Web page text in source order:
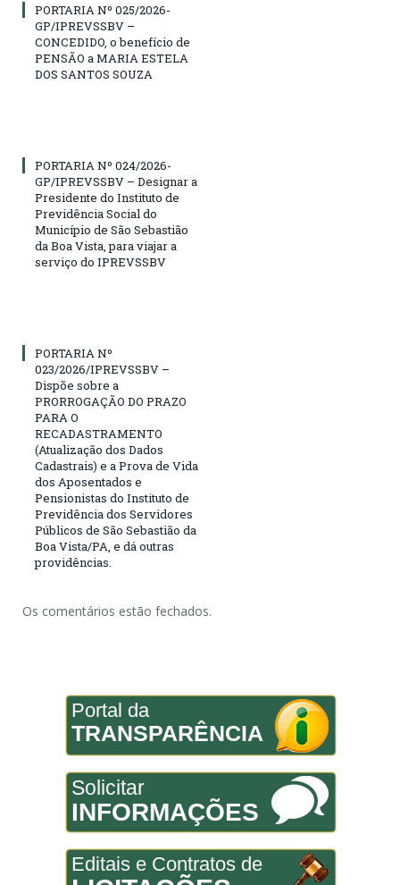
PORTARIA Nº 025/2026-
GP/IPREVSSBV –
CONCEDIDO, o benefício de
PENSÃO a MARIA ESTELA
DOS SANTOS SOUZA
PORTARIA Nº 024/2026-
GP/IPREVSSBV – Designar a
Presidente do Instituto de
Previdência Social do
Município de São Sebastião
da Boa Vista, para viajar a
serviço do IPREVSSBV
PORTARIA Nº
023/2026/IPREVSSBV –
Dispõe sobre a
PRORROGAÇÃO DO PRAZO
PARA O
RECADASTRAMENTO
(Atualização dos Dados
Cadastrais) e a Prova de Vida
dos Aposentados e
Pensionistas do Instituto de
Previdência dos Servidores
Públicos de São Sebastião da
Boa Vista/PA, e dá outras
providências.
Os comentários estão fechados.
Portal da
TRANSPARÊNCIA
Solicitar
INFORMAÇÕES
Editais e Contratos de